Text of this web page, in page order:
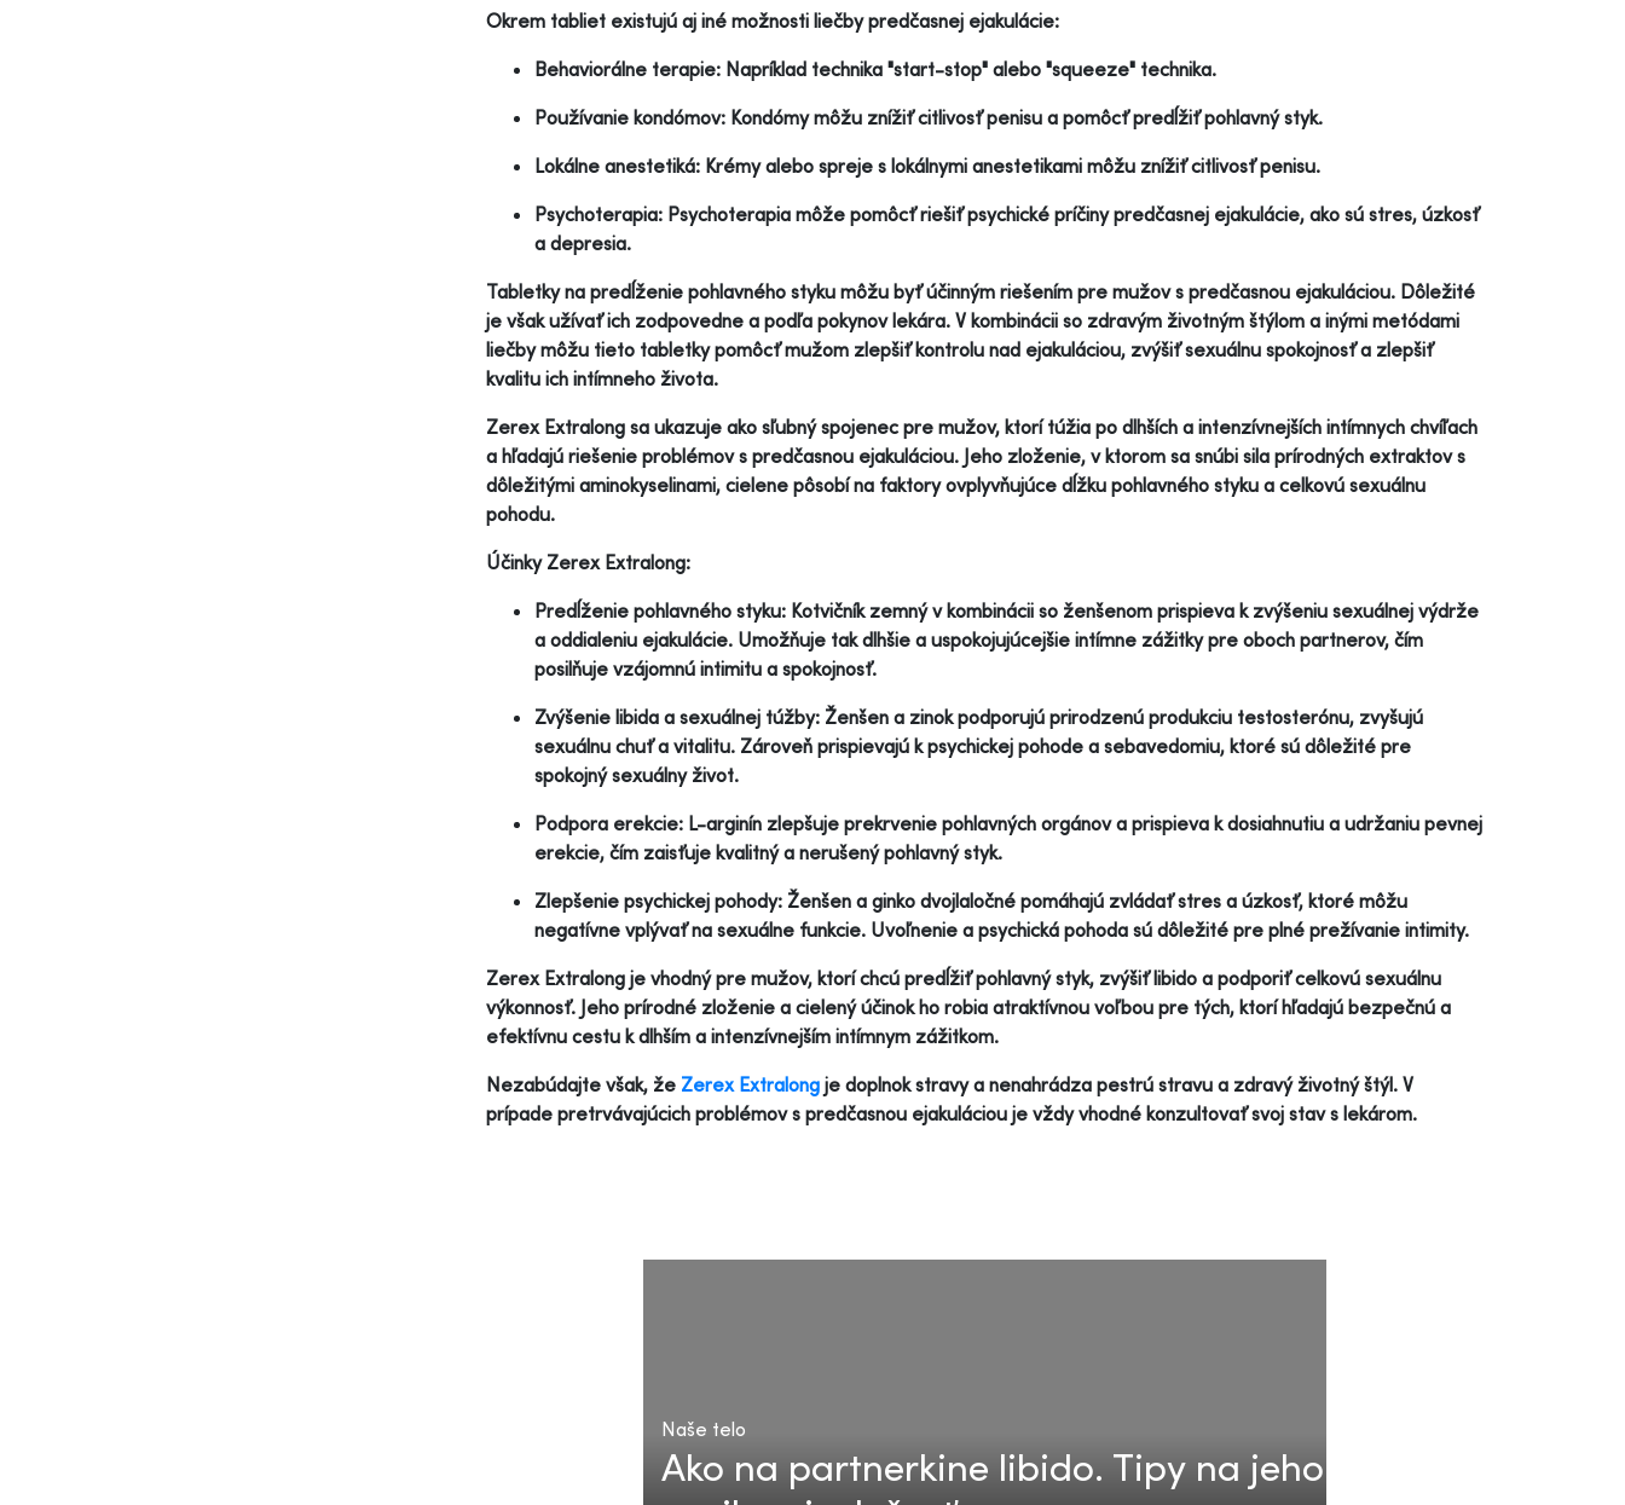
Okrem tabliet existujú aj iné možnosti liečby predčasnej ejakulácie:
Behaviorálne terapie: Napríklad technika "start-stop" alebo "squeeze" technika.
Používanie kondómov: Kondómy môžu znížiť citlivosť penisu a pomôcť predĺžiť pohlavný styk.
Lokálne anestetiká: Krémy alebo spreje s lokálnymi anestetikami môžu znížiť citlivosť penisu.
Psychoterapia: Psychoterapia môže pomôcť riešiť psychické príčiny predčasnej ejakulácie, ako sú stres, úzkosť
a depresia.
Tabletky na predĺženie pohlavného styku môžu byť účinným riešením pre mužov s predčasnou ejakuláciou. Dôležité
je však užívať ich zodpovedne a podľa pokynov lekára. V kombinácii so zdravým životným štýlom a inými metódami
liečby môžu tieto tabletky pomôcť mužom zlepšiť kontrolu nad ejakuláciou, zvýšiť sexuálnu spokojnosť a zlepšiť
kvalitu ich intímneho života.
Zerex Extralong sa ukazuje ako sľubný spojenec pre mužov, ktorí túžia po dlhších a intenzívnejších intímnych chvíľach
a hľadajú riešenie problémov s predčasnou ejakuláciou. Jeho zloženie, v ktorom sa snúbi sila prírodných extraktov s
dôležitými aminokyselinami, cielene pôsobí na faktory ovplyvňujúce dĺžku pohlavného styku a celkovú sexuálnu
pohodu.
Účinky Zerex Extralong:
Predĺženie pohlavného styku: Kotvičník zemný v kombinácii so ženšenom prispieva k zvýšeniu sexuálnej výdrže
a oddialeniu ejakulácie. Umožňuje tak dlhšie a uspokojujúcejšie intímne zážitky pre oboch partnerov, čím
posilňuje vzájomnú intimitu a spokojnosť.
Zvýšenie libida a sexuálnej túžby: Ženšen a zinok podporujú prirodzenú produkciu testosterónu, zvyšujú
sexuálnu chuť a vitalitu. Zároveň prispievajú k psychickej pohode a sebavedomiu, ktoré sú dôležité pre
spokojný sexuálny život.
Podpora erekcie: L-arginín zlepšuje prekrvenie pohlavných orgánov a prispieva k dosiahnutiu a udržaniu pevnej
erekcie, čím zaisťuje kvalitný a nerušený pohlavný styk.
Zlepšenie psychickej pohody: Ženšen a ginko dvojlaločné pomáhajú zvládať stres a úzkosť, ktoré môžu
negatívne vplývať na sexuálne funkcie. Uvoľnenie a psychická pohoda sú dôležité pre plné prežívanie intimity.
Zerex Extralong je vhodný pre mužov, ktorí chcú predĺžiť pohlavný styk, zvýšiť libido a podporiť celkovú sexuálnu
výkonnosť. Jeho prírodné zloženie a cielený účinok ho robia atraktívnou voľbou pre tých, ktorí hľadajú bezpečnú a
efektívnu cestu k dlhším a intenzívnejším intímnym zážitkom.
Nezabúdajte však, že Zerex Extralong je doplnok stravy a nenahrádza pestrú stravu a zdravý životný štýl. V
prípade pretrvávajúcich problémov s predčasnou ejakuláciou je vždy vhodné konzultovať svoj stav s lekárom.
Naše telo
Ako na partnerkine libido. Tipy na jeho